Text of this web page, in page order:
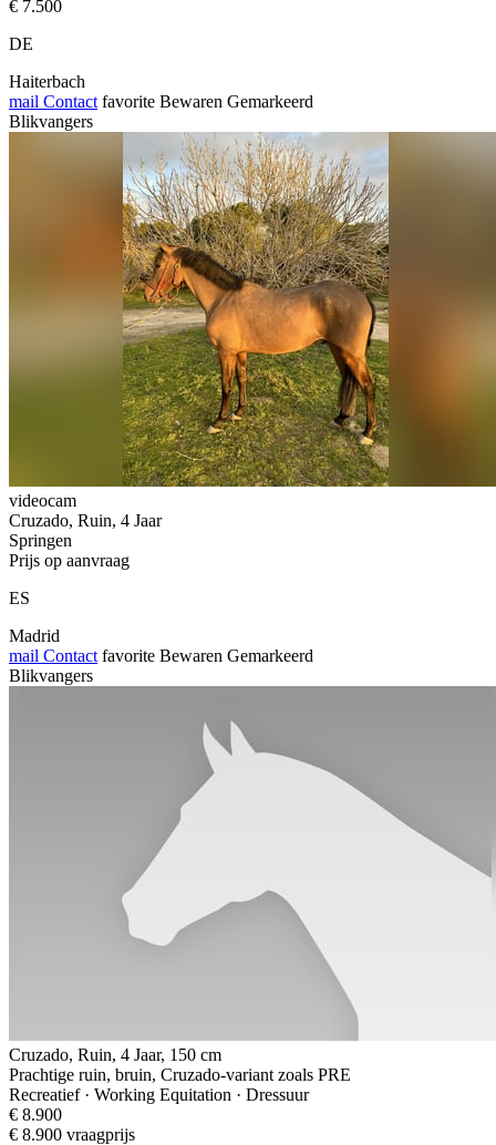
€ 7.500
DE
Haiterbach
mail Contact favorite Bewaren Gemarkeerd
Blikvangers
videocam
Cruzado, Ruin, 4 Jaar
Springen
Prijs op aanvraag
ES
Madrid
mail Contact favorite Bewaren Gemarkeerd
Blikvangers
Cruzado, Ruin, 4 Jaar, 150 cm
Prachtige ruin, bruin, Cruzado-variant zoals PRE
Recreatief · Working Equitation · Dressuur
€ 8.900
€ 8.900 vraagprijs